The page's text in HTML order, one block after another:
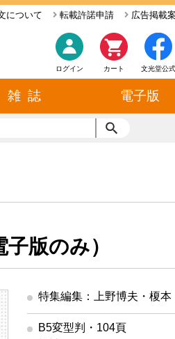
広告掲載
転載許諾申請
について
文光堂公式
カート
ログイン
雑 誌 電子版
版のみ）
特集編集：上野博夫・榎
B5変型判・104頁